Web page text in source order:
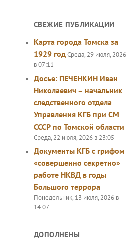
СВЕЖИЕ ПУБЛИКАЦИИ
Карта города Томска за
1929 годСреда, 29 июля, 2026
в 07:11
Досье: ПЕЧЕНКИН Иван
Николаевич – начальник
следственного отдела
Управления КГБ при СМ
СССР по Томской области
Среда, 22 июля, 2026 в 23:05
Документы КГБ с грифом
«совершенно секретно»
работе НКВД в годы
Большого террора
Понедельник, 13 июля, 2026 в
14:07
ДОПОЛНЕНЫ